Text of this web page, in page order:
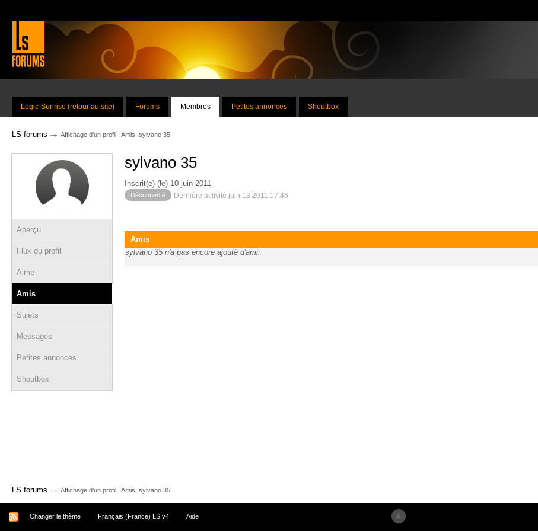
Logic-Sunrise (retour au site) Forums Membres Petites annonces Shoutbox
LS forums → Affichage d'un profil : Amis: sylvano 35
Aperçu
Flux du profil
Aime
Amis
Sujets
Messages
Petites annonces
Shoutbox
sylvano 35
Inscrit(e) (le) 10 juin 2011
Déconnecté Dernière activité juin 13 2011 17:46
Amis
sylvano 35 n'a pas encore ajouté d'ami.
LS forums → Affichage d'un profil : Amis: sylvano 35
Changer le thème Français (France) LS v4 Aide